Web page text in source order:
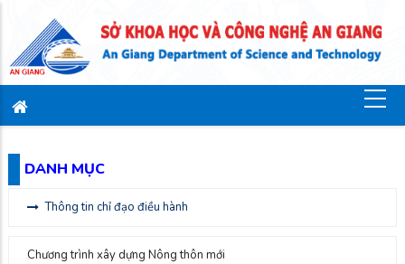
DANH MỤC
Thông tin chỉ đạo điều hành
Chương trình xây dựng Nông thôn mới